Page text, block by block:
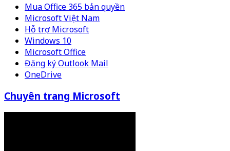
Mua Office 365 bản quyền
Microsoft Việt Nam
Hỗ trợ Microsoft
Windows 10
Microsoft Office
Đăng ký Outlook Mail
OneDrive
Chuyên trang Microsoft